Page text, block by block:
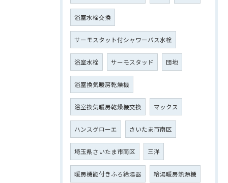
浴室水栓交換
サーモスタット付シャワーバス水栓
浴室水栓 サーモスタッド 団地
浴室換気暖房乾燥機
浴室換気暖房乾燥機交換 マックス
ハンスグローエ さいたま市南区
埼玉県さいたま市南区 三洋
暖房機能付きふろ給湯器 給湯暖房熱源機